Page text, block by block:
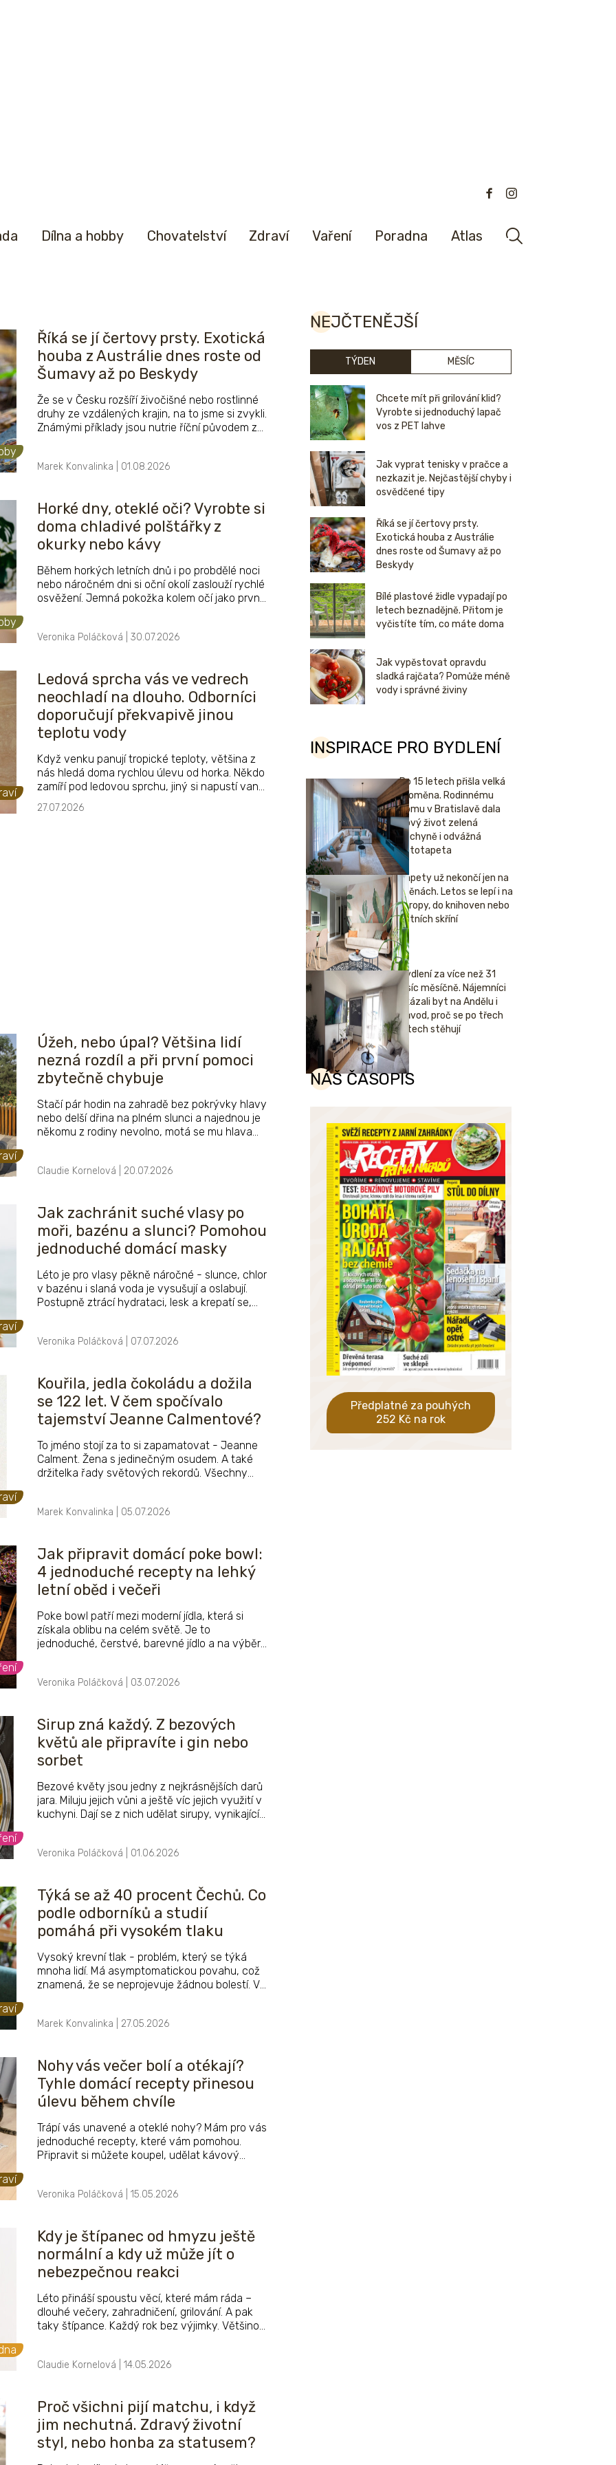
Dílna a hobby Chovatelství Zdraví Vaření Poradna Atlas
Říká se jí čertovy prsty. Exotická
houba z Austrálie dnes roste od
Šumavy až po Beskydy
Že se v Česku rozšíří živočišné nebo rostlinné
druhy ze vzdálených krajin, na to jsme si zvykli.
Známými příklady jsou nutrie říční původem z
centrální Asie. Ale aby se u nás chytil druh
ptakopyscích, ale o jedné podivné houbě.
Marek Konvalinka | 01.08.2026
Horké dny, oteklé oči? Vyrobte si
doma chladivé polštářky z
okurky nebo kávy
Během horkých letních dnů i po probdělé noci
nebo náročném dni si oční okolí zaslouží rychlé
osvěžení. Jemná pokožka kolem očí jako první
Veronika Poláčková | 30.07.2026
Ledová sprcha vás ve vedrech
neochladí na dlouho. Odborníci
doporučují překvapivě jinou
teplotu vody
Když venku panují tropické teploty, většina z
nás hledá doma rychlou úlevu od horka. Někdo
zamíří pod ledovou sprchu, jiný si napustí vanu
nebo sáhne po sklenici vody plné ledu. Jenže
právě extrémně studená voda nemusí být tím
27.07.2026
Úžeh, nebo úpal? Většina lidí
nezná rozdíl a při první pomoci
zbytečně chybuje
Stačí pár hodin na zahradě bez pokrývky hlavy
nebo delší dřina na plném slunci a najednou je
někomu z rodiny nevolno, motá se mu hlava
to jsou dvě různé věci, s jinou příčinou i jinou
Claudie Kornelová | 20.07.2026
Jak zachránit suché vlasy po
moři, bazénu a slunci? Pomohou
jednoduché domácí masky
Léto je pro vlasy pěkně náročné - slunce, chlor
v bazénu i slaná voda je vysušují a oslabují.
Postupně ztrácí hydrataci, lesk a krepatí se,
připravit, stačí pár základních surovin. DIY
Veronika Poláčková | 07.07.2026
Kouřila, jedla čokoládu a dožila
se 122 let. V čem spočívalo
tajemství Jeanne Calmentové?
To jméno stojí za to si zapamatovat - Jeanne
Calment. Žena s jedinečným osudem. A také
držitelka řady světových rekordů. Všechny
smrti v roce 1997 nebyl nikdy spolehlivě
Marek Konvalinka | 05.07.2026
Jak připravit domácí poke bowl:
4 jednoduché recepty na lehký
letní oběd i večeři
Poke bowl patří mezi moderní jídla, která si
získala oblibu na celém světě. Je to
jednoduché, čerstvé, barevné jídlo a na výběr
omáčky a ryby. Jsou ale i vegetariánské nebo
Veronika Poláčková | 03.07.2026
Sirup zná každý. Z bezových
květů ale připravíte i gin nebo
sorbet
Bezové květy jsou jedny z nejkrásnějších darů
jara. Miluju jejich vůni a ještě víc jejich využití v
kuchyni. Dají se z nich udělat sirupy, vynikající
ně vyrazit.
Veronika Poláčková | 01.06.2026
Týká se až 40 procent Čechů. Co
podle odborníků a studií
pomáhá při vysokém tlaku
Vysoký krevní tlak - problém, který se týká
mnoha lidí. Má asymptomatickou povahu, což
znamená, že se neprojevuje žádnou bolestí. V
zabývat - vždyť vysoký tlak neboli hypertenze
Marek Konvalinka | 27.05.2026
Nohy vás večer bolí a otékají?
Tyhle domácí recepty přinesou
úlevu během chvíle
Trápí vás unavené a oteklé nohy? Mám pro vás
jednoduché recepty, které vám pomohou.
Připravit si můžete koupel, udělat kávový
Veronika Poláčková | 15.05.2026
Kdy je štípanec od hmyzu ještě
normální a kdy už může jít o
nebezpečnou reakci
Léto přináší spoustu věcí, které mám ráda –
dlouhé večery, zahradničení, grilování. A pak
taky štípance. Každý rok bez výjimky. Většinou
která mě opravdu vyděsila – ruka otekla skoro
Claudie Kornelová | 14.05.2026
Proč všichni pijí matchu, i když
jim nechutná. Zdravý životní
styl, nebo honba za statusem?
NEJČTENĚJŠÍ
TÝDEN MĚSÍC
Chcete mít při grilování klid?
Vyrobte si jednoduchý lapač
vos z PET lahve
Jak vyprat tenisky v pračce a
nezkazit je. Nejčastější chyby i
osvědčené tipy
Říká se jí čertovy prsty.
Exotická houba z Austrálie
dnes roste od Šumavy až po
Beskydy
Bílé plastové židle vypadají po
letech beznadějně. Přitom je
vyčistíte tím, co máte doma
Jak vypěstovat opravdu
sladká rajčata? Pomůže méně
vody i správné živiny
INSPIRACE PRO BYDLENÍ
Po 15 letech přišla velká
proměna. Rodinnému
domu v Bratislavě dala
nový život zelená
kuchyně i odvážná
fototapeta
Tapety už nekončí jen na
stěnách. Letos se lepí i na
stropy, do knihoven nebo
šatních skříní
Bydlení za více než 31
tisíc měsíčně. Nájemníci
ukázali byt na Andělu i
důvod, proč se po třech
letech stěhují
NÁŠ ČASOPIS
Předplatné za pouhých
252 Kč na rok